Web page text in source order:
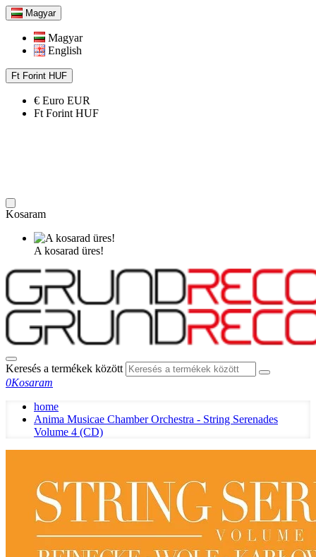
Magyar
Magyar
English
Ft Forint HUF
€ Euro EUR
Ft Forint HUF
Kosaram
A kosarad üres!
Keresés a termékek között
0Kosaram
home
Anima Musicae Chamber Orchestra - String Serenades
Volume 4 (CD)